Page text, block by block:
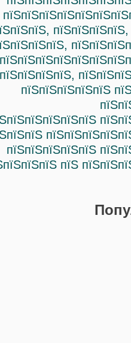
пїЅпїЅпїЅпїЅпїЅ
пїЅпїЅпїЅпїЅпїЅ
пїЅ